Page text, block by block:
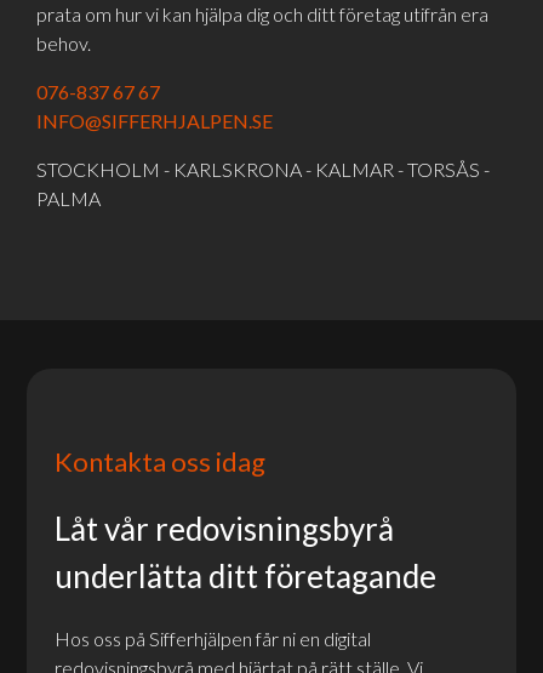
prata om hur vi kan hjälpa dig och ditt företag utifrån era
behov.
076-837 67 67
INFO@SIFFERHJALPEN.SE
STOCKHOLM - KARLSKRONA - KALMAR - TORSÅS -
PALMA
Kontakta oss idag
Låt vår redovisningsbyrå
underlätta ditt företagande
Hos oss på Sifferhjälpen får ni en digital
redovisningsbyrå med hjärtat på rätt ställe. Vi